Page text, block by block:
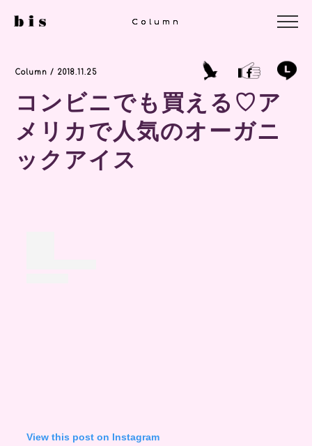
Column
Column / 2018.11.25
コンビニでも買える♡ア
メリカで人気のオーガニ
ックアイス
View this post on Instagram
Column
Column